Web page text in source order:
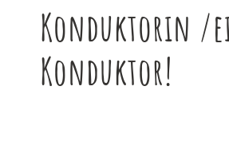
Konduktorin /
Konduktor!